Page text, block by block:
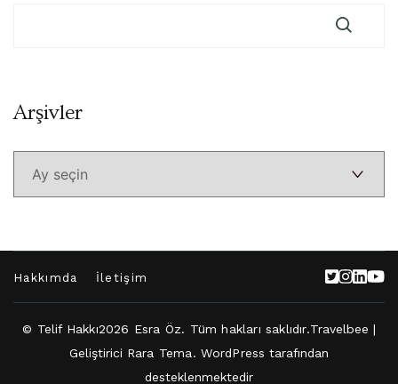
ArşivlerArşivler
Hakkımda İletişim
© Telif Hakkı2026 Esra Öz. Tüm hakları saklıdır.Travelbee |
Geliştirici Rara Tema. WordPress tarafından
desteklenmektedir